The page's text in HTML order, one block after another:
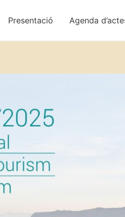
Presentació Agenda